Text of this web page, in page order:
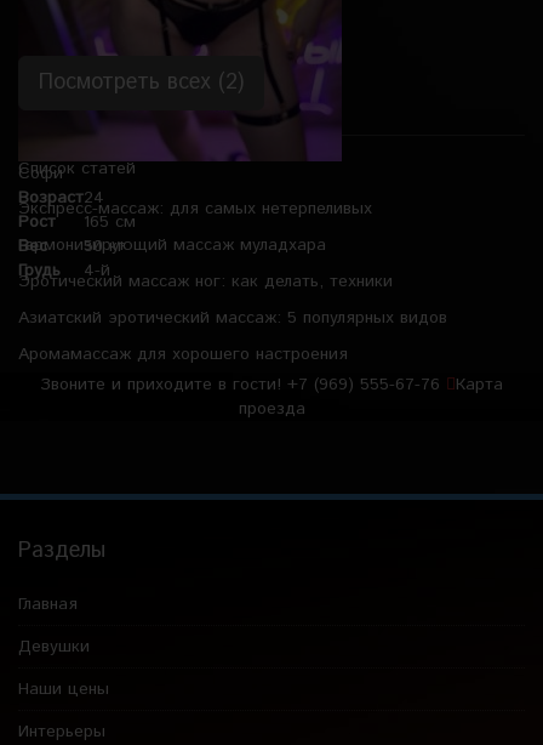
Софи
Возраст24
Рост
165 см
Вес
50 кг
Грудь
4-й
Посмотреть всех (2)
Список статей
Экспресс-массаж: для самых нетерпеливых
Гармонизирующий массаж муладхара
Эротический массаж ног: как делать, техники
Азиатский эротический массаж: 5 популярных видов
Аромамассаж для хорошего настроения
Звоните и приходите в гости! +7 (969) 555-67-76
Карта
проезда
Разделы
Главная
Девушки
Наши цены
Интерьеры